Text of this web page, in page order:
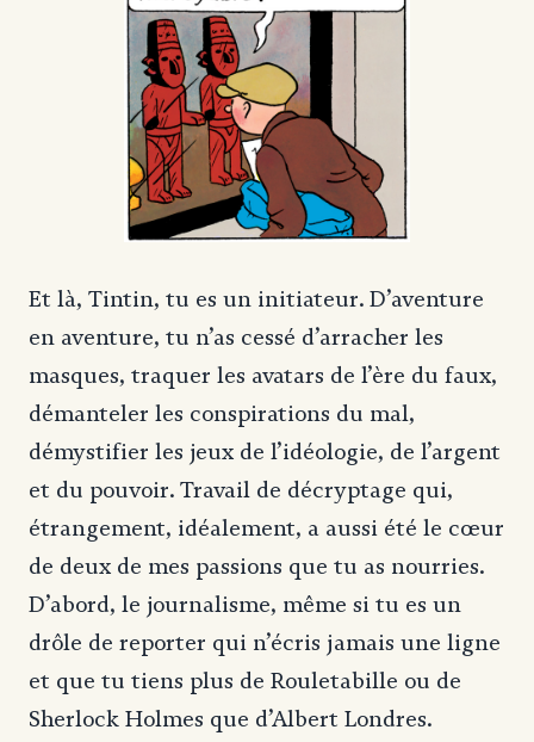
Et là, Tintin, tu es un initiateur. D’aventure
en aventure, tu n’as cessé d’arracher les
masques, traquer les avatars de l’ère du faux,
démanteler les conspirations du mal,
démystifier les jeux de l’idéologie, de l’argent
et du pouvoir. Travail de décryptage qui,
étrangement, idéalement, a aussi été le cœur
de deux de mes passions que tu as nourries.
D’abord, le journalisme, même si tu es un
drôle de reporter qui n’écris jamais une ligne
et que tu tiens plus de Rouletabille ou de
Sherlock Holmes que d’Albert Londres.